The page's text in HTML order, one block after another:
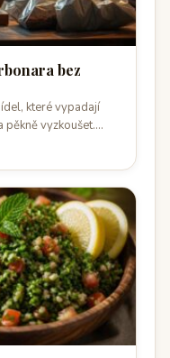
bez
které vypadají
pěkně vyzkoušet.…